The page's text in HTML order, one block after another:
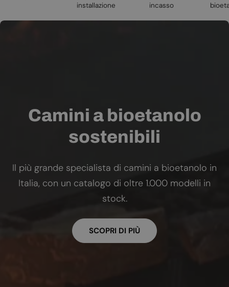
installazione
incasso
Camini a bioetanolo
sostenibili
Il più grande specialista di camini a bioetanolo in
Italia, con un catalogo di oltre 1.000 modelli in
stock.
SCOPRI DI PIÙ